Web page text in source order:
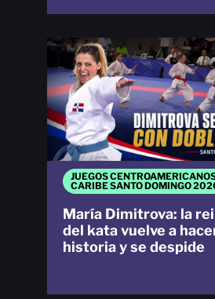
JUEGOS
CARIBE SANTO DOMINGO
María Dimitrova: la
del kata vuelve a
historia y se despide